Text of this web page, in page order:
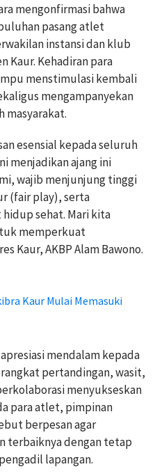
mengonfirmasi bahwa
pasang atlet
instansi dan klub
Kaur. Kehadiran para
menstimulasi kembali
mengampanyekan
masyarakat.
esensial kepada seluruh
menjadikan ajang ini
wajib menjunjung tinggi
(fair play), serta
sehat. Mari kita
memperkuat
Kaur, AKBP Alam Bawono.
Kaur Mulai Memasuki
mendalam kepada
pertandingan, wasit,
menyukseskan
para atlet, pimpinan
berpesan agar
terbaiknya dengan tetap
lapangan.